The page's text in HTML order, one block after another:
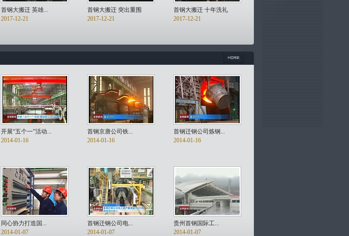
首钢大搬迁 英雄...
2017-12-21
首钢大搬迁 突出重围
2017-12-21
首钢大搬迁 十年洗礼
2017-12-21
开展“五个一”活动...
2014-01-16
首钢京唐公司铁...
2014-01-16
首钢迁钢公司炼钢...
2014-01-16
同心协力打造国...
2014-01-07
首钢迁钢公司电...
2014-01-07
贵州首钢国际工...
2014-01-07